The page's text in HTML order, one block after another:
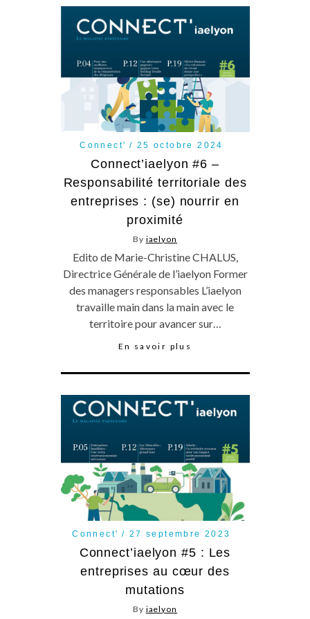
Connect' 25 octobre 2024
Connect’iaelyon #6 –
Responsabilité territoriale des
entreprises : (se) nourrir en
proximité
By iaelyon
Edito de Marie-Christine CHALUS,
Directrice Générale de l’iaelyon Former
des managers responsables L’iaelyon
travaille main dans la main avec le
territoire pour avancer sur…
En savoir plus
Connect' 27 septembre 2023
Connect’iaelyon #5 : Les
entreprises au cœur des
mutations
By iaelyon